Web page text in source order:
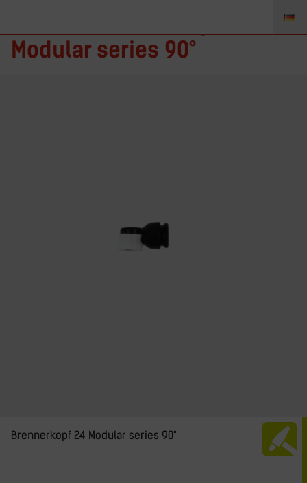
Modular series 90°
Brennerkopf 24 Modular series 90°